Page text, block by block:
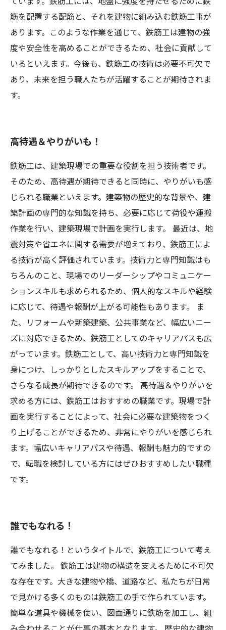
筋を配置する配筋と、それを建物に組み込む鉄筋工事が
あります。このような作業を通じて、鉄筋工は建物の強
度や安全性を高めることができるため、社会に貢献して
いるといえます。今後も、鉄筋工の技術は必要不可欠で
あり、未来を担う職人たちが活躍することが期待されま
す。
高待遇＆やりがいも！
鉄筋工は、建築現場での重要な役割を担う技術者です。
そのため、高待遇が期待できると同時に、やりがいも感
じられる職業といえます。建築物の歴史的な背景や、建
築計画の専門的な知識を持ち、必要に応じて荷役や運搬
作業を行い、建築現場で計画を実行します。 最近は、地
震対策や省エネに関する需要が増えており、鉄筋工によ
る技術が高く評価されています。技術力と専門知識はも
ちろんのこと、現場でのリーダーシップやコミュニケー
ションスキルも求められるため、個人的なスキルや経験
に応じて、待遇や報酬が上がる可能性もあります。 ま
た、リフォームや新築建築、公共事業など、幅広いニー
ズに対応できるため、鉄筋工としてのキャリアパスも広
がっています。鉄筋工として、高い技術力と専門知識を
身につけ、しっかりとしたスキルアップをすることで、
さらなる成長が期待できるのです。 高待遇＆やりがいを
求める方には、鉄筋工はおすすめの職業です。現場で計
画を実行することによって、社会に必要な建築物をつく
り上げることができるため、非常にやりがいを感じられ
ます。幅広いキャリアパスや待遇、報酬も魅力的ですの
で、転職を検討している方にはぜひおすすめしたい職種
です。
誰でもなれる！
誰でもなれる！というタイトルで、鉄筋工について考え
てみました。 鉄筋工は建物の構造を支えるために不可欠
な存在です。大きな建物や橋、道路など、私たちが日常
で見かける多くのものは鉄筋工の手で作られています。
簡単な道具や機械を使い、図面通りに鉄筋を加工し、組